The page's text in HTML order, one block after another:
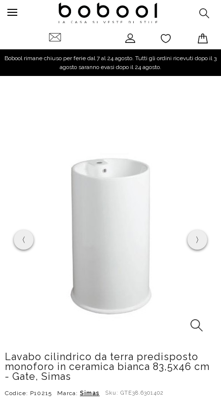
Bobool rimane chiuso per ferie dal 7 al 24 agosto. Tutti gli ordini ricevuti dopo il 3
agosto saranno evasi dopo il 24 agosto.
Lavabo cilindrico da terra predisposto
monoforo in ceramica bianca 83,5x46 cm
- Gate, Simas
Codice: P10215 Marca: Simas Sku: GTE38.6301402